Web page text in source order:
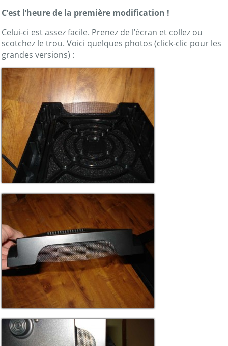
C’est l’heure de la première modification !
Celui-ci est assez facile. Prenez de l’écran et collez ou
scotchez le trou. Voici quelques photos (click-clic pour les
grandes versions) :